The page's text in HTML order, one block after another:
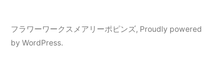
フラワーワークスメアリーポピンズ, Proudly powered
by WordPress.